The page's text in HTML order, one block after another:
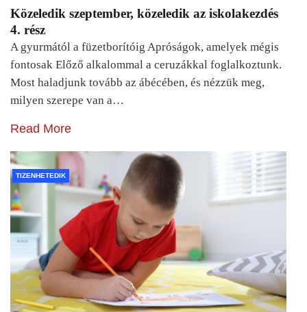
Közeledik szeptember, közeledik az iskolakezdés
4. rész
A gyurmától a füzetborítóig Apróságok, amelyek mégis
fontosak Előző alkalommal a ceruzákkal foglalkoztunk.
Most haladjunk tovább az ábécében, és nézzük meg,
milyen szerepe van a…
Read More
TIZENHETEDIK